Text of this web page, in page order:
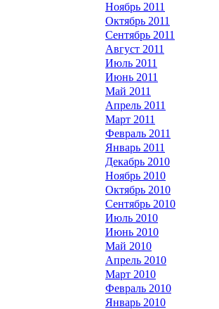
Ноябрь 2011
Октябрь 2011
Сентябрь 2011
Август 2011
Июль 2011
Июнь 2011
Май 2011
Апрель 2011
Март 2011
Февраль 2011
Январь 2011
Декабрь 2010
Ноябрь 2010
Октябрь 2010
Сентябрь 2010
Июль 2010
Июнь 2010
Май 2010
Апрель 2010
Март 2010
Февраль 2010
Январь 2010